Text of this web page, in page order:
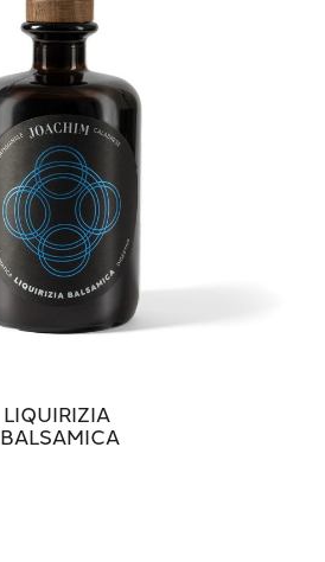
LIQUIRIZIA
BALSAMICA